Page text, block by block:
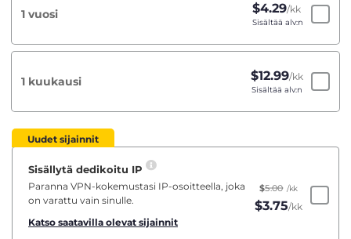
1 vuosi $4.29/kk
Sisältää alv:n
1 kuukausi $12.99/kk
Sisältää alv:n
Uudet sijainnit
Sisällytä dedikoitu IP
Paranna VPN-kokemustasi IP-osoitteella, joka
on varattu vain sinulle.
Katso saatavilla olevat sijainnit
$5.00 /kk
$3.75/kk